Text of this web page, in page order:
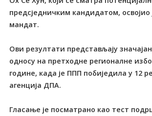
предсједничким кандидатом, освојио
мандат.
Ови резултати представљају
односу на претходне регионалне
године, када је ППП побиједила у 12
агенција ДПА.
Гласање је посматрано као тест